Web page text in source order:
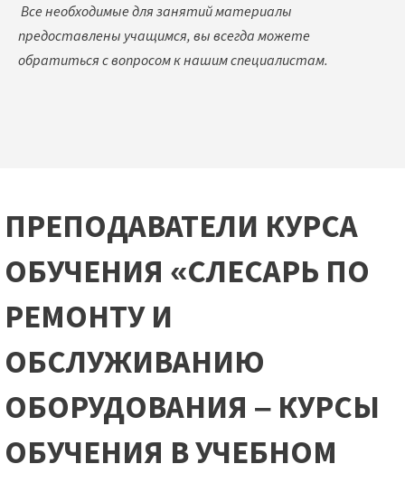
Все необходимые для занятий материалы
предоставлены учащимся, вы всегда можете
обратиться с вопросом к нашим специалистам.
ПРЕПОДАВАТЕЛИ КУРСА
ОБУЧЕНИЯ «СЛЕСАРЬ ПО
РЕМОНТУ И
ОБСЛУЖИВАНИЮ
ОБОРУДОВАНИЯ – КУРСЫ
ОБУЧЕНИЯ В УЧЕБНОМ